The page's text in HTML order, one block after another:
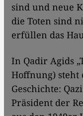
sind und neue
die Toten sind
erfüllen das
In Qadir Agids
Hoffnung)
Geschichte:
Präsident der